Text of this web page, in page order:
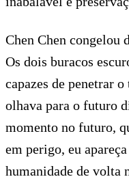
Chen Chen congelou
Os dois buracos
capazes de penetrar
olhava para o futuro
momento no futuro,
em perigo, eu
humanidade de volta